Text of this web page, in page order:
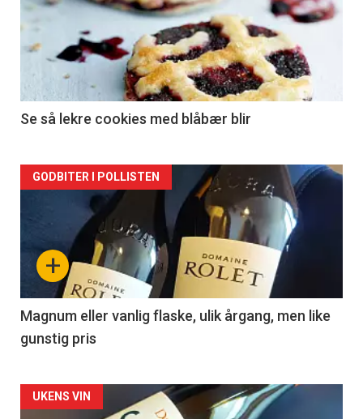
akkurat
nå
2
Se så lekre cookies med blåbær blir
Forsiden
akkurat
nå
3
+
GODBITER I POLLISTEN
Magnum eller vanlig flaske, ulik årgang, men like
gunstig pris
Forsiden
UKENS VIN